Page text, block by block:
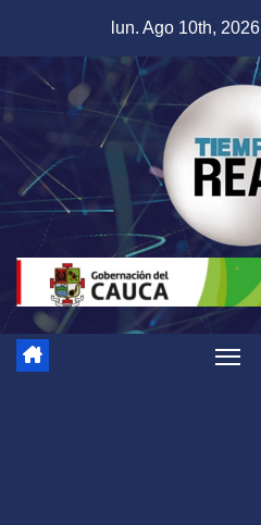
contenido
lun. Ago 10th, 2026